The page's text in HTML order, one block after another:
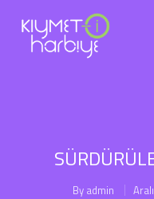
Hit enter to search or
By admin